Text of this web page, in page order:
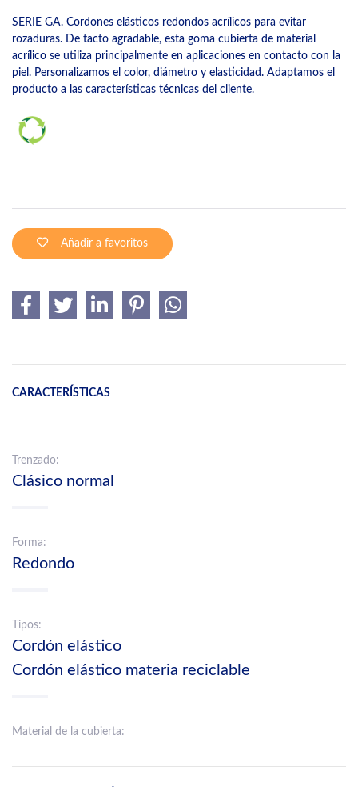
SERIE GA. Cordones elásticos redondos acrílicos para evitar
rozaduras. De tacto agradable, esta goma cubierta de material
acrílico se utiliza principalmente en aplicaciones en contacto con la
piel. Personalizamos el color, diámetro y elasticidad. Adaptamos el
producto a las características técnicas del cliente.
Añadir a favoritos
CARACTERÍSTICAS
Trenzado:
Clásico normal
Forma:
Redondo
Tipos:
Cordón elástico
Cordón elástico materia reciclable
Material de la cubierta: